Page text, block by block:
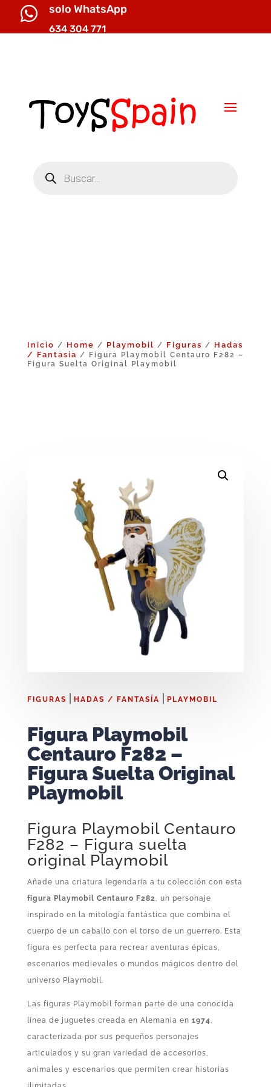
 solo WhatsApp
634 304 771
productos
Inicio / Home / Playmobil / Figuras / Hadas
/ Fantasía / Figura Playmobil Centauro F282 –
Figura Suelta Original Playmobil
FIGURAS HADAS / FANTASÍA PLAYMOBIL
Figura Playmobil
Centauro F282 –
Figura Suelta Original
Playmobil
Figura Playmobil Centauro
F282 – Figura suelta
original Playmobil
Añade una criatura legendaria a tu colección con esta
figura Playmobil Centauro F282, un personaje
inspirado en la mitología fantástica que combina el
cuerpo de un caballo con el torso de un guerrero. Esta
figura es perfecta para recrear aventuras épicas,
escenarios medievales o mundos mágicos dentro del
universo Playmobil.
Las figuras Playmobil forman parte de una conocida
línea de juguetes creada en Alemania en 1974,
caracterizada por sus pequeños personajes
articulados y su gran variedad de accesorios,
animales y escenarios que permiten crear historias